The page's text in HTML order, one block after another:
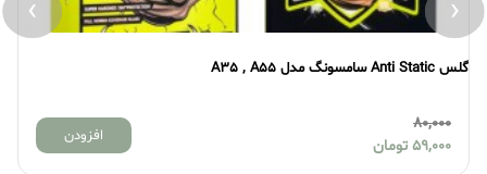
گلس Anti Static سامسونگ مدل A35 , A55
80,000
59,000 تومان
افزودن
‹
›